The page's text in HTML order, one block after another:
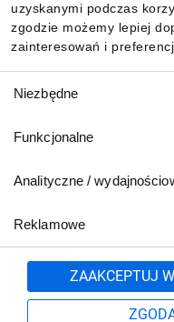
uzyskanymi podczas
zgodzie możemy lepiej
zainteresowań i
zgody
Niezbędne
Funkcjonalne
Analityczne /
Reklamowe
ZAAKCEPTUJ
801 500